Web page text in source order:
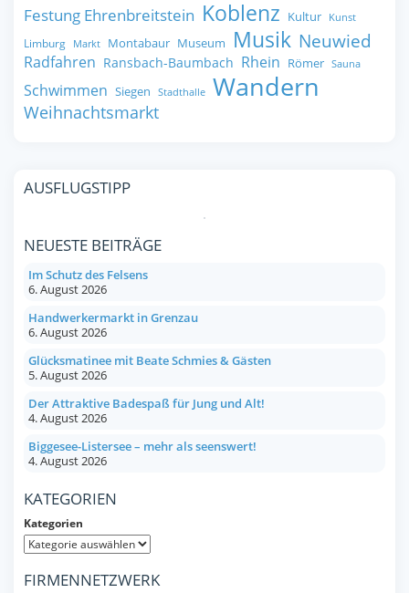
Festung Ehrenbreitstein Koblenz Kultur Kunst
Limburg Markt Montabaur Museum Musik Neuwied
Radfahren Ransbach-Baumbach Rhein Römer Sauna
Schwimmen Siegen Stadthalle Wandern
Weihnachtsmarkt
AUSFLUGSTIPP
NEUESTE BEITRÄGE
Im Schutz des Felsens
6. August 2026
Handwerkermarkt in Grenzau
6. August 2026
Glücksmatinee mit Beate Schmies & Gästen
5. August 2026
Der Attraktive Badespaß für Jung und Alt!
4. August 2026
Biggesee-Listersee – mehr als seenswert!
4. August 2026
KATEGORIEN
Kategorien
FIRMENNETZWERK